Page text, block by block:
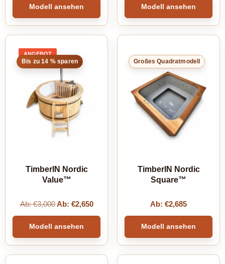
Modell ansehen Modell ansehen
ANGEBOTPRODUKT
IM
ANGEBOT
Bis zu 14 % sparen
TimberIN Nordic
Value™
Ab:€3,000 Ab: €2,650
Modell ansehen
Großes Quadratmodell
TimberIN Nordic
Square™
Ab: €2,685
Modell ansehen